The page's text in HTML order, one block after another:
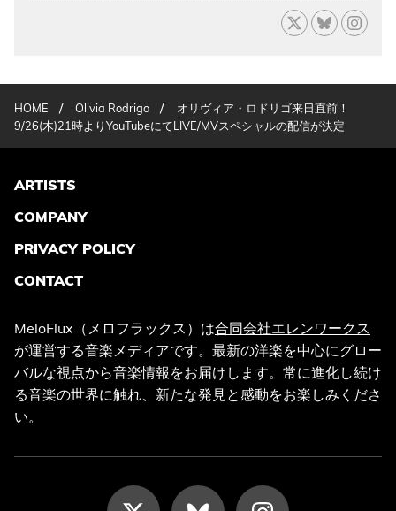
HOME / Olivia Rodrigo /
オリヴィア・ロドリゴ来日直前！
9/26(木)21時よりYouTubeにてLIVE/MVスペシャルの配信が決定
ARTISTS
COMPANY
PRIVACY POLICY
CONTACT
MeloFlux（メロフラックス）は合同会社エレンワークス
が運営する音楽メディアです。最新の洋楽を中心にグロー
バルな視点から音楽情報をお届けします。常に進化し続け
る音楽の世界に触れ、新たな発見と感動をお楽しみくださ
い。